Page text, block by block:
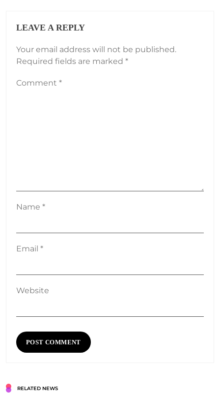
LEAVE A REPLY
Your email address will not be published.
Required fields are marked *
Comment *
Name *
Email *
Website
RELATED NEWS